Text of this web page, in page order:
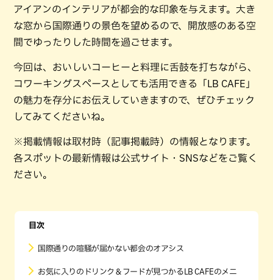
アイアンのインテリアが都会的な印象を与えます。大き
な窓から国際通りの景色を望めるので、開放感のある空
間でゆったりした時間を過ごせます。
今回は、おいしいコーヒーと料理に舌鼓を打ちながら、
コワーキングスペースとしても活用できる「LB CAFE」
の魅力を存分にお伝えしていきますので、ぜひチェック
してみてくださいね。
※掲載情報は取材時（記事掲載時）の情報となります。
各スポットの最新情報は公式サイト・SNSなどをご覧く
ださい。
目次
国際通りの喧騒が届かない都会のオアシス
お気に入りのドリンク＆フードが見つかるLB CAFEのメニ